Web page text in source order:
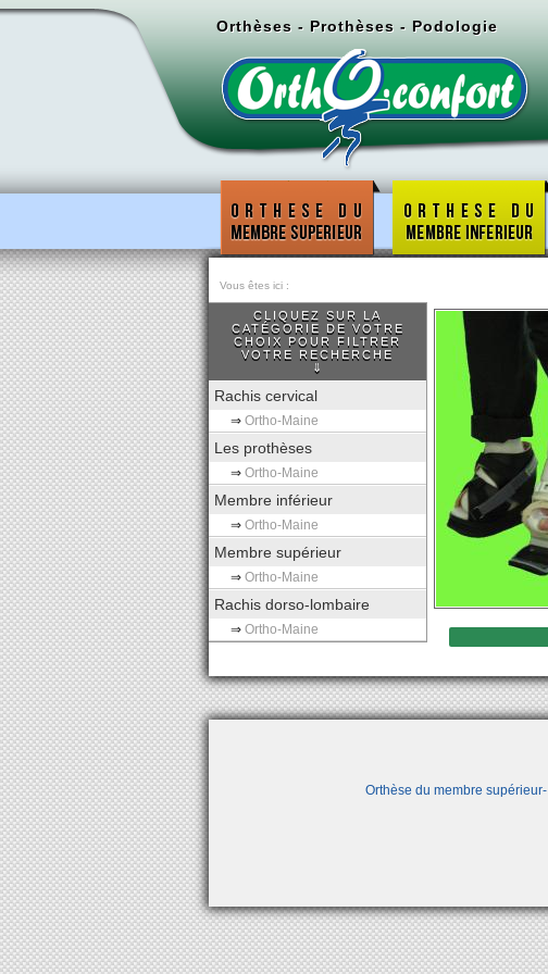
Orthèses - Prothèses - Podologie
Vous êtes ici :
CLIQUEZ SUR LA
CATÉGORIE DE VOTRE
CHOIX POUR FILTRER
VOTRE RECHERCHE
⇓
Rachis cervical
⇒ Ortho-Maine
Les prothèses
⇒ Ortho-Maine
Membre inférieur
⇒ Ortho-Maine
Membre supérieur
⇒ Ortho-Maine
Rachis dorso-lombaire
⇒ Ortho-Maine
Orthèse du membre supérieur